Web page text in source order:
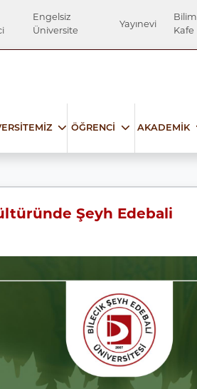
Engelsiz
Üniversite
Yayınevi
Bilim
Kafe
ÖĞRENCİ AKADEMİK
Şeyh Edebali